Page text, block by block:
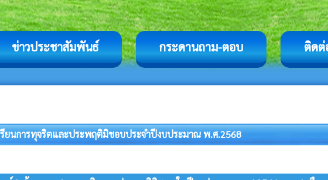
ข่าวประชาสัมพันธ์ กระดานถาม-ตอบ ติดต่
รียนการทุจริตและประพฤติมิชอบประจำปีงบประมาณ พ.ศ.2568